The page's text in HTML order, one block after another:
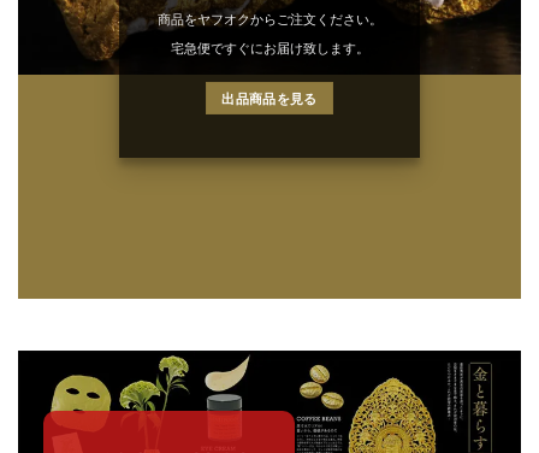
商品をヤフオクからご注文ください。
宅急便ですぐにお届け致します。
出品商品を見る